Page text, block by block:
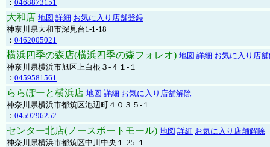
： 0468873151
大和店 地図 詳細 お気に入り店舗登録
神奈川県大和市深見台1-1-18
： 0462005021
横浜四季の森店(横浜四季の森フォレオ) 地図 詳細 お気に入り店
神奈川県横浜市旭区上白根３-４１-１
： 0459581561
ららぽーと横浜店 地図 詳細 お気に入り店舗解除
神奈川県横浜市都筑区池辺町４０３５-１
： 0459296252
センター北店(ノースポートモール) 地図 詳細 お気に入り店舗解除
神奈川県横浜市都筑区中川中央１-25-１